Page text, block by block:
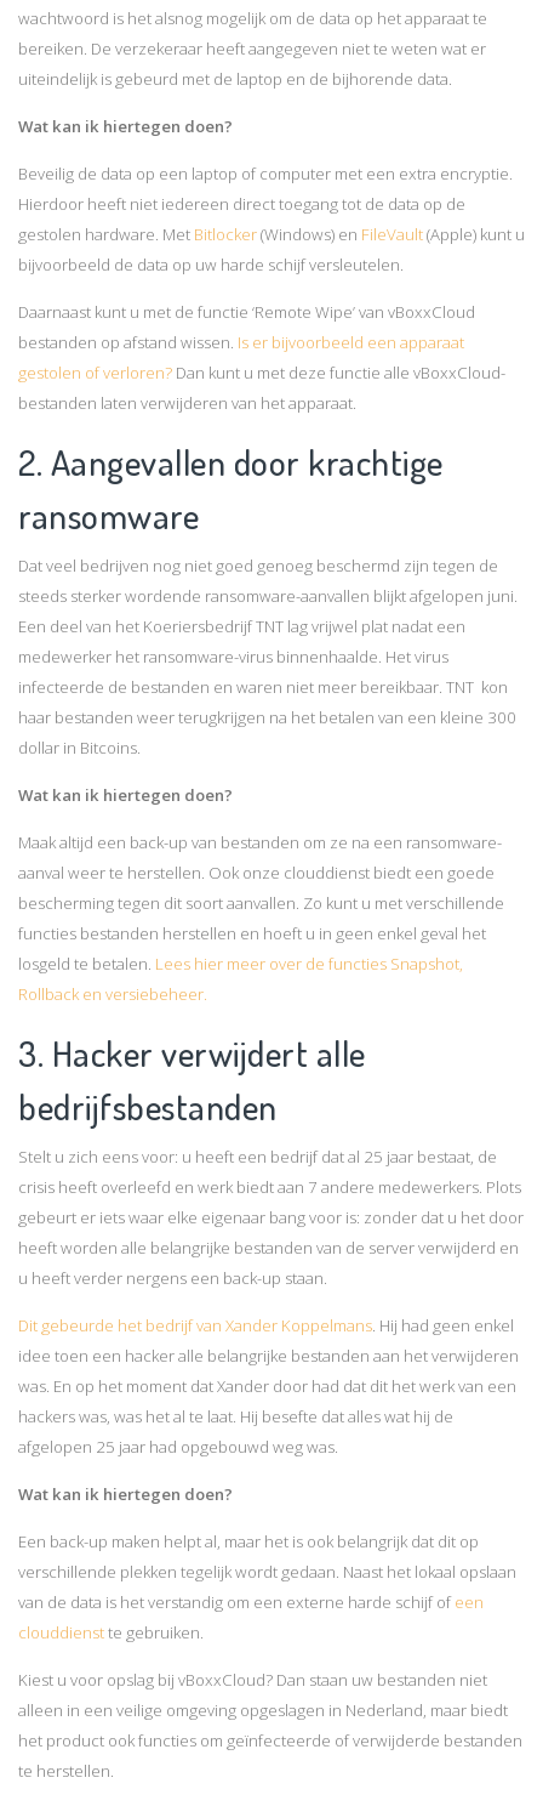
wachtwoord is het alsnog mogelijk om de data op het apparaat te
bereiken. De verzekeraar heeft aangegeven niet te weten wat er
uiteindelijk is gebeurd met de laptop en de bijhorende data.
Wat kan ik hiertegen doen?
Beveilig de data op een laptop of computer met een extra encryptie.
Hierdoor heeft niet iedereen direct toegang tot de data op de
gestolen hardware. Met Bitlocker(Windows) en FileVault(Apple) kunt u
bijvoorbeeld de data op uw harde schijf versleutelen.
Daarnaast kunt u met de functie ‘Remote Wipe’ van vBoxxCloud
bestanden op afstand wissen. Is er bijvoorbeeld een apparaat
gestolen of verloren? Dan kunt u met deze functie alle vBoxxCloud-
bestanden laten verwijderen van het apparaat.
2. Aangevallen door krachtige
ransomware
Dat veel bedrijven nog niet goed genoeg beschermd zijn tegen de
steeds sterker wordende ransomware-aanvallen blijkt afgelopen juni.
Een deel van het Koeriersbedrijf TNT lag vrijwel plat nadat een
medewerker het ransomware-virus binnenhaalde. Het virus
infecteerde de bestanden en waren niet meer bereikbaar. TNT kon
haar bestanden weer terugkrijgen na het betalen van een kleine 300
dollar in Bitcoins.
Wat kan ik hiertegen doen?
Maak altijd een back-up van bestanden om ze na een ransomware-
aanval weer te herstellen. Ook onze clouddienst biedt een goede
bescherming tegen dit soort aanvallen. Zo kunt u met verschillende
functies bestanden herstellen en hoeft u in geen enkel geval het
losgeld te betalen. Lees hier meer over de functies Snapshot,
Rollback en versiebeheer.
3. Hacker verwijdert alle
bedrijfsbestanden
Stelt u zich eens voor: u heeft een bedrijf dat al 25 jaar bestaat, de
crisis heeft overleefd en werk biedt aan 7 andere medewerkers. Plots
gebeurt er iets waar elke eigenaar bang voor is: zonder dat u het door
heeft worden alle belangrijke bestanden van de server verwijderd en
u heeft verder nergens een back-up staan.
Dit gebeurde het bedrijf van Xander Koppelmans. Hij had geen enkel
idee toen een hacker alle belangrijke bestanden aan het verwijderen
was. En op het moment dat Xander door had dat dit het werk van een
hackers was, was het al te laat. Hij besefte dat alles wat hij de
afgelopen 25 jaar had opgebouwd weg was.
Wat kan ik hiertegen doen?
Een back-up maken helpt al, maar het is ook belangrijk dat dit op
verschillende plekken tegelijk wordt gedaan. Naast het lokaal opslaan
van de data is het verstandig om een externe harde schijf ofeen
clouddienstte gebruiken.
Kiest u voor opslag bij vBoxxCloud? Dan staan uw bestanden niet
alleen in een veilige omgeving opgeslagen in Nederland, maar biedt
het product ook functies om geïnfecteerde of verwijderde bestanden
te herstellen.